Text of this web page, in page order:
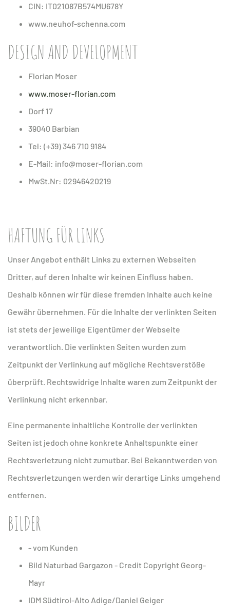
CIN: IT021087B574MU678Y
www.neuhof-schenna.com
DESIGN AND DEVELOPMENT
Florian Moser
www.moser-florian.com
Dorf 17
39040 Barbian
Tel: (+39) 346 710 9184
E-Mail: info@moser-florian.com
MwSt.Nr: 02946420219
HAFTUNG FÜR LINKS
Unser Angebot enthält Links zu externen Webseiten
Dritter, auf deren Inhalte wir keinen Einfluss haben.
Deshalb können wir für diese fremden Inhalte auch keine
Gewähr übernehmen. Für die Inhalte der verlinkten Seiten
ist stets der jeweilige Eigentümer der Webseite
verantwortlich. Die verlinkten Seiten wurden zum
Zeitpunkt der Verlinkung auf mögliche Rechtsverstöße
überprüft. Rechtswidrige Inhalte waren zum Zeitpunkt der
Verlinkung nicht erkennbar.
Eine permanente inhaltliche Kontrolle der verlinkten
Seiten ist jedoch ohne konkrete Anhaltspunkte einer
Rechtsverletzung nicht zumutbar. Bei Bekanntwerden von
Rechtsverletzungen werden wir derartige Links umgehend
entfernen.
BILDER
- vom Kunden
Bild Naturbad Gargazon - Credit Copyright Georg-
Mayr
IDM Südtirol-Alto Adige/Daniel Geiger